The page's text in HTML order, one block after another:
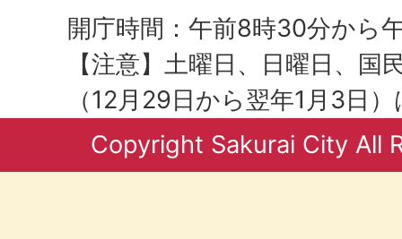
開庁時間：午前8時30分から
【注意】土曜日、日曜日、国
（12月29日から翌年1月3日
Copyright Sakurai City All